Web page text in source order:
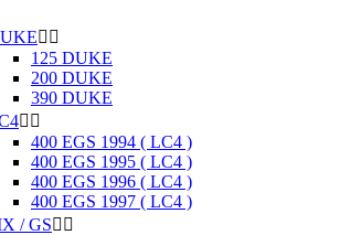
 
125 DUKE
200 DUKE
390 DUKE
 
400 EGS 1994 ( LC4 )
400 EGS 1995 ( LC4 )
400 EGS 1996 ( LC4 )
400 EGS 1997 ( LC4 )
/ GS 